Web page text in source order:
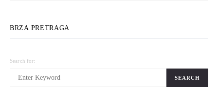
BRZA PRETRAGA
Search for:
SEARCH